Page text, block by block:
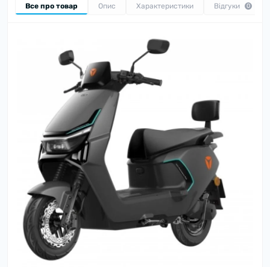
Все про товар Опис Характеристики Відгуки 0